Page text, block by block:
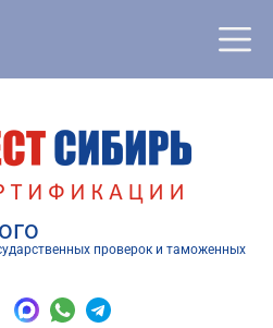
проверок и таможенных